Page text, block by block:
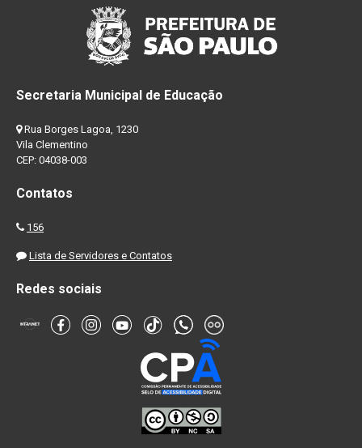
Secretaria Municipal de Educação
Rua Borges Lagoa, 1230
Vila Clementino
CEP: 04038-003
Contatos
156
Lista de Servidores e Contatos
Redes sociais